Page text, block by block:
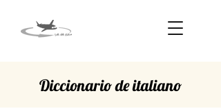
Diccionario de italiano